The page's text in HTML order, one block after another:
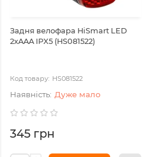
Задня велофара HiSmart LED
2xAAA IPX5 (HS081522)
HS081522
Дуже мало
345 грн